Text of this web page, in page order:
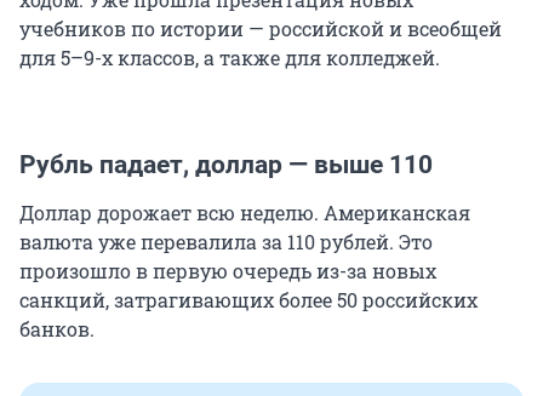
учебников по истории — российской и всеобщей
для 5–9-х классов, а также для колледжей.
Рубль падает, доллар — выше 110
Доллар дорожает всю неделю. Американская
валюта уже перевалила за 110 рублей. Это
произошло в первую очередь из-за новых
санкций, затрагивающих более 50 российских
банков.